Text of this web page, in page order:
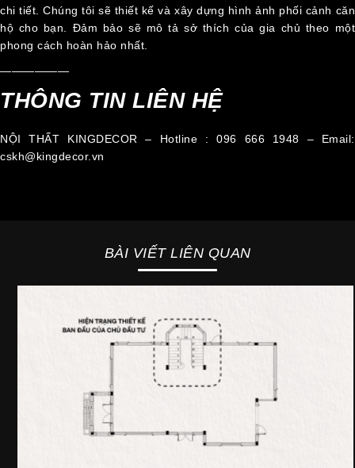
chi tiết. Chúng tôi sẽ thiết kế và xây dựng hình ảnh phối cảnh căn
hộ cho bạn. Đảm bảo sẽ mô tả sở thích của gia chủ theo một
phong cách hoàn hảo nhất.
——————
THÔNG TIN LIÊN HỆ
NỘI THẤT KINGDECOR – Hotline : 096 666 1948 – Email:
cskh@kingdecor.vn
BÀI VIẾT LIÊN QUAN